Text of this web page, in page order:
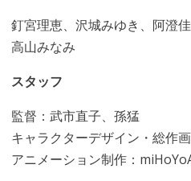
釘宮理恵、沢城みゆき、阿澄
高山みなみ
スタッフ
監督：武市直子、孫猛
キャラクターデザイン・総作
アニメーション制作：